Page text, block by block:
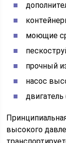
моющие
прочный
насос
высокого